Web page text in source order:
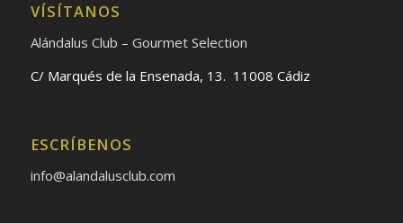
VÍSÍTANOS
Alándalus Club – Gourmet Selection
C/ Marqués de la Ensenada, 13. 11008 Cádiz
ESCRÍBENOS
info@alandalusclub.com